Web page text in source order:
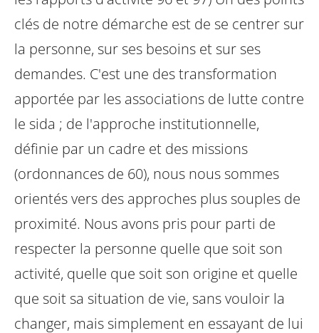
clés de notre démarche est de se centrer sur
la personne, sur ses besoins et sur ses
demandes. C'est une des transformation
apportée par les associations de lutte contre
le sida ; de l'approche institutionnelle,
définie par un cadre et des missions
(ordonnances de 60), nous nous sommes
orientés vers des approches plus souples de
proximité. Nous avons pris pour parti de
respecter la personne quelle que soit son
activité, quelle que soit son origine et quelle
que soit sa situation de vie, sans vouloir la
changer, mais simplement en essayant de lui